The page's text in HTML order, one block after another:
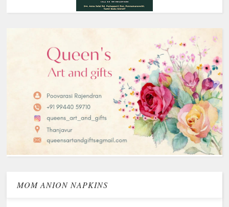
MOM ANION NAPKINS